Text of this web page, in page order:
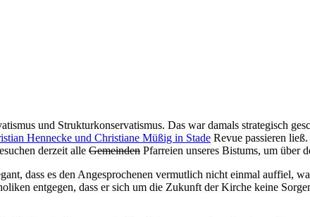
und Strukturkonservatismus. Das war damals strategisch
Hennecke und Christiane Müßig in Stade Revue passieren
derzeit alle Gemeinden Pfarreien unseres Bistums, um über
dass es den Angesprochenen vermutlich nicht einmal auffiel,
entgegen, dass er sich um die Zukunft der Kirche keine